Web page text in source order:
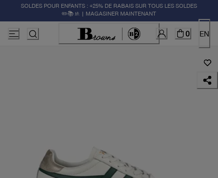
SOLDES POUR ENFANTS : +25% DE RABAIS SUR TOUS LES SOLDES
✏️📚🚸 | MAGASINER MAINTENANT
0 EN